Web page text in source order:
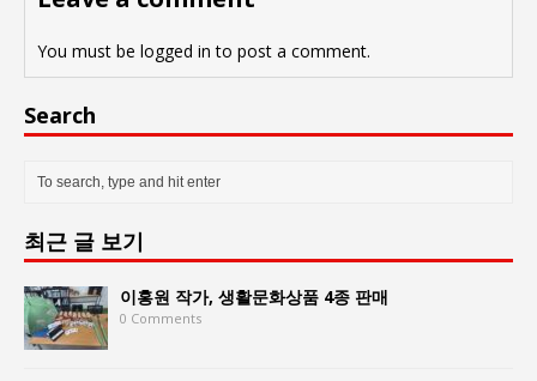
You must be logged in to post a comment.
Search
최근 글 보기
이홍원 작가, 생활문화상품 4종 판매
0 Comments